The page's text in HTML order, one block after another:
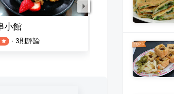
歡迎使用LinePay支付）
小館
· 3則評論 1則評論